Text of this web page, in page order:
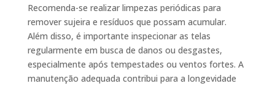
Recomenda-se realizar limpezas periódicas para
remover sujeira e resíduos que possam acumular.
Além disso, é importante inspecionar as telas
regularmente em busca de danos ou desgastes,
especialmente após tempestades ou ventos fortes. A
manutenção adequada contribui para a longevidade